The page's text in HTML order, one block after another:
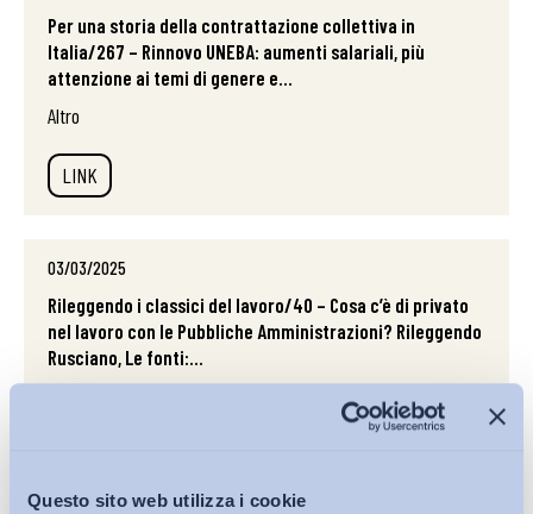
Questo sito web utilizza i cookie
Per una storia della contrattazione collettiva in
Italia/267 – Rinnovo UNEBA: aumenti salariali, più
attenzione ai temi di genere e...
Altro
LINK
03/03/2025
Rileggendo i classici del lavoro/40 – Cosa c’è di privato
nel lavoro con le Pubbliche Amministrazioni? Rileggendo
Rusciano, Le fonti:...